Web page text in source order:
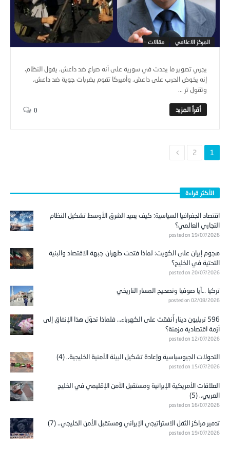
المركز الاعلامي مقالات
يجري تصوير ما يحدث في سورية على أنه صراع ضد داعش. يقول النظام،
إنه يخوض الحرب على داعش. وأميركا تقوم بضربات جوية ضد داعش.
وتقول تر ...
0
1
2
الأكثر قراءة
اقتصاد الجغرافيا السياسية: كيف يعيد الشرق الأوسط تشكيل النظام
التجاري العالمي؟
posted on 19/07/2026
هجوم إيران على الكويت: لماذا فتحت طهران جبهة الاقتصاد والبنية
التحتية في الخليج؟
posted on 20/07/2026
تركيا …آيا صوفيا وتصحيح المسار التاريخي
posted on 02/08/2026
596 تريليون دينار أُنفقت على الكهرباء… فلماذا تحوّل هذا الإنفاق إلى
أزمة اقتصادية مزمنة؟
posted on 12/07/2026
التحولات الجيوسياسية وإعادة تشكيل البيئة الأمنية الخليجية.. (4)
posted on 15/07/2026
العلاقات الأمريكية الإيرانية ومستقبل الأمن الإقليمي في الخليج
العربي.. (5)
posted on 16/07/2026
تدمير مراكز الثقل الاستراتيجي الإيراني ومستقبل الأمن الخليجي.. (7)
posted on 19/07/2026